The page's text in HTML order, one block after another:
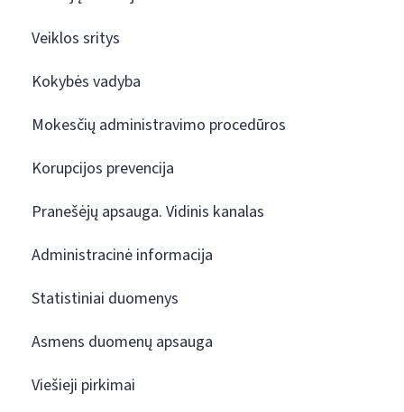
Veiklos sritys
Kokybės vadyba
Mokesčių administravimo procedūros
Korupcijos prevencija
Pranešėjų apsauga. Vidinis kanalas
Administracinė informacija
Statistiniai duomenys
Asmens duomenų apsauga
Viešieji pirkimai